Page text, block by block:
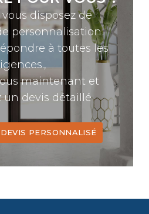
vous disposez de
personnalisation
à toutes les
maintenant et
un devis détaillé
PERSONNALISÉ